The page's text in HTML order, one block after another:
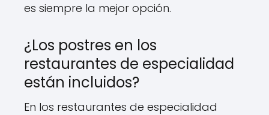
es siempre la mejor opción.
¿Los postres en los
restaurantes de especialidad
están incluidos?
En los restaurantes de especialidad